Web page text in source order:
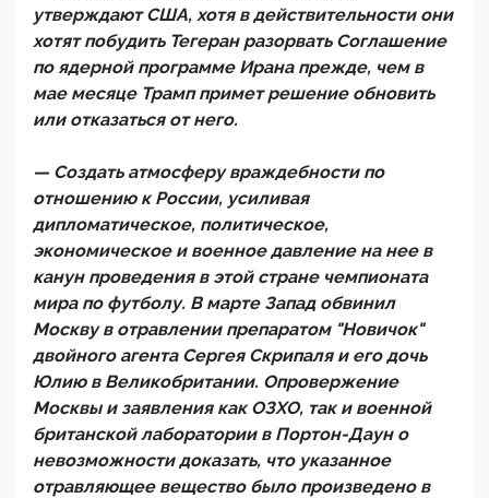
утверждают США, хотя в действительности они
хотят побудить Тегеран разорвать Соглашение
по ядерной программе Ирана прежде, чем в
мае месяце Трамп примет решение обновить
или отказаться от него.
— Создать атмосферу враждебности по
отношению к России, усиливая
дипломатическое, политическое,
экономическое и военное давление на нее в
канун проведения в этой стране чемпионата
мира по футболу. В марте Запад обвинил
Москву в отравлении препаратом "Новичок"
двойного агента Сергея Скрипаля и его дочь
Юлию в Великобритании. Опровержение
Москвы и заявления как ОЗХО, так и военной
британской лаборатории в Портон-Даун о
невозможности доказать, что указанное
отравляющее вещество было произведено в